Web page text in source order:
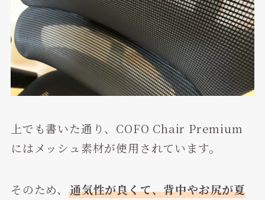
上でも書いた通り、COFO Chair Premium
にはメッシュ素材が使用されています。
そのため、 通気性が良くて、背中やお尻が夏